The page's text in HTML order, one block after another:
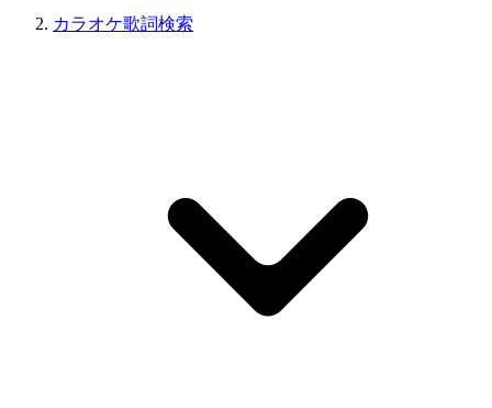
カラオケ歌詞検索